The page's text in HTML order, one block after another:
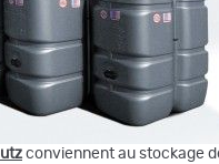
conviennent au stockage